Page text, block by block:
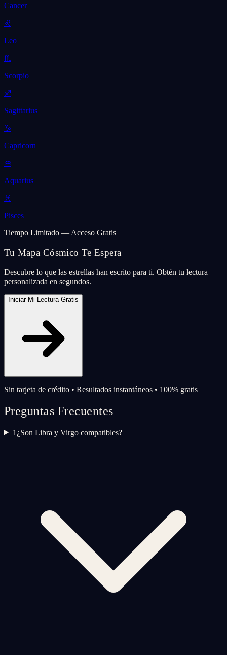
Cancer
♌
Leo
♏
Scorpio
♐
Sagittarius
♑
Capricorn
♒
Aquarius
♓
Pisces
Tiempo Limitado — Acceso Gratis
Tu Mapa Cósmico Te Espera
Descubre lo que las estrellas han escrito para ti. Obtén tu lectura
personalizada en segundos.
Iniciar Mi Lectura Gratis
Sin tarjeta de crédito • Resultados instantáneos • 100% gratis
Preguntas Frecuentes
1 ¿Son Libra y Virgo compatibles?